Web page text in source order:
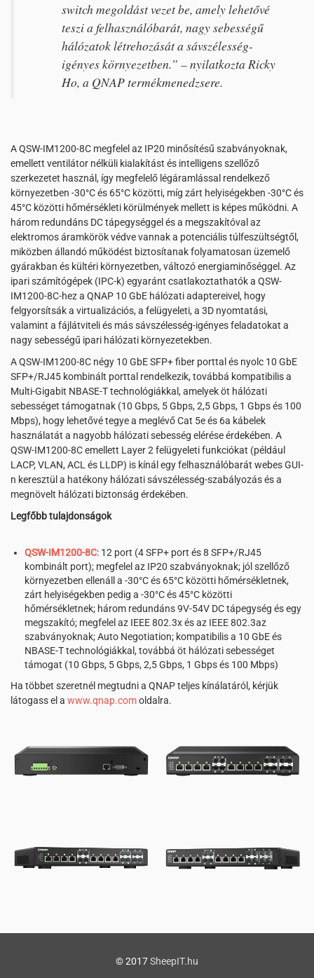
switch megoldást vezet be, amely lehetővé
teszi a felhasználóbarát, nagy sebességű
hálózatok létrehozását a sávszélesség-
igényes környezetben.” – nyilatkozta Ricky
Ho, a QNAP termékmenedzsere.
A QSW-IM1200-8C megfelel az IP20 minősítésű szabványoknak,
emellett ventilátor nélküli kialakítást és intelligens szellőző
szerkezetet használ, így megfelelő légáramlással rendelkező
környezetben -30°C és 65°C közötti, míg zárt helyiségekben -30°C és
45°C közötti hőmérsékleti körülmények mellett is képes működni. A
három redundáns DC tápegységgel és a megszakítóval az
elektromos áramkörök védve vannak a potenciális túlfeszültségtől,
miközben állandó működést biztosítanak folyamatosan üzemelő
gyárakban és kültéri környezetben, változó energiaminőséggel. Az
ipari számítógépek (IPC-k) egyaránt csatlakoztathatók a QSW-
IM1200-8C-hez a QNAP 10 GbE hálózati adaptereivel, hogy
felgyorsítsák a virtualizációs, a felügyeleti, a 3D nyomtatási,
valamint a fájlátviteli és más sávszélesség-igényes feladatokat a
nagy sebességű ipari hálózati környezetekben.
A QSW-IM1200-8C négy 10 GbE SFP+ fiber porttal és nyolc 10 GbE
SFP+/RJ45 kombinált porttal rendelkezik, továbbá kompatibilis a
Multi-Gigabit NBASE-T technológiákkal, amelyek öt hálózati
sebességet támogatnak (10 Gbps, 5 Gbps, 2,5 Gbps, 1 Gbps és 100
Mbps), hogy lehetővé tegye a meglévő Cat 5e és 6a kábelek
használatát a nagyobb hálózati sebesség elérése érdekében. A
QSW-IM1200-8C emellett Layer 2 felügyeleti funkciókat (például
LACP, VLAN, ACL és LLDP) is kínál egy felhasználóbarát webes GUI-
n keresztül a hatékony hálózati sávszélesség-szabályozás és a
megnövelt hálózati biztonság érdekében.
Legfőbb tulajdonságok
QSW-IM1200-8C: 12 port (4 SFP+ port és 8 SFP+/RJ45
kombinált port); megfelel az IP20 szabványoknak; jól szellőző
környezetben ellenáll a -30°C és 65°C közötti hőmérsékletnek,
zárt helyiségekben pedig a -30°C és 45°C közötti
hőmérsékletnek; három redundáns 9V-54V DC tápegység és egy
megszakító; megfelel az IEEE 802.3x és az IEEE 802.3az
szabványoknak; Auto Negotiation; kompatibilis a 10 GbE és
NBASE-T technológiákkal, továbbá öt hálózati sebességet
támogat (10 Gbps, 5 Gbps, 2,5 Gbps, 1 Gbps és 100 Mbps)
Ha többet szeretnél megtudni a QNAP teljes kínálatáról, kérjük
látogass el a www.qnap.comoldalra.
© 2017SheepIT.hu